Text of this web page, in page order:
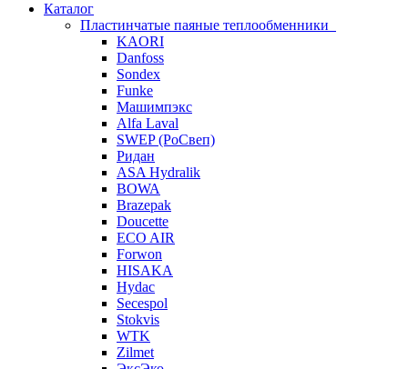
Каталог
Пластинчатые паяные теплообменники
KAORI
Danfoss
Sondex
Funke
Машимпэкс
Alfa Laval
SWEP (РоСвеп)
Ридан
ASA Hydralik
BOWA
Brazepak
Doucette
ECO AIR
Forwon
HISAKA
Hydac
Secespol
Stokvis
WTK
Zilmet